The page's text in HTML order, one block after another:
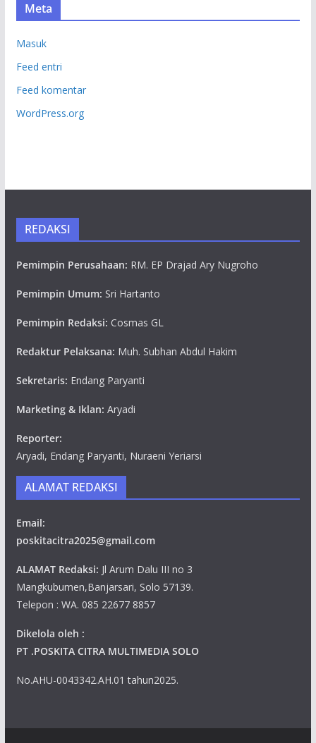
Meta
Masuk
Feed entri
Feed komentar
WordPress.org
REDAKSI
Pemimpin Perusahaan: RM. EP Drajad Ary Nugroho
Pemimpin Umum: Sri Hartanto
Pemimpin Redaksi: Cosmas GL
Redaktur Pelaksana: Muh. Subhan Abdul Hakim
Sekretaris: Endang Paryanti
Marketing & Iklan: Aryadi
Reporter:
Aryadi, Endang Paryanti, Nuraeni Yeriarsi
ALAMAT REDAKSI
Email:
poskitacitra2025@gmail.com
ALAMAT Redaksi: Jl Arum Dalu III no 3
Mangkubumen,Banjarsari, Solo 57139.
Telepon : WA. 085 22677 8857
Dikelola oleh :
PT .POSKITA CITRA MULTIMEDIA SOLO
No.AHU-0043342.AH.01 tahun2025.